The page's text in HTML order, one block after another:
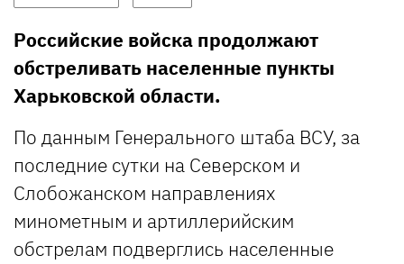
Российские войска продолжают
обстреливать населенные пункты
Харьковской области.
По данным Генерального штаба ВСУ, за
последние сутки на Северском и
Слобожанском направлениях
минометным и артиллерийским
обстрелам подверглись населенные